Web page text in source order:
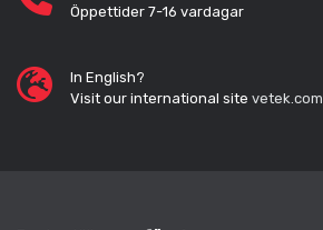
Öppettider 7-16 vardagar
In English?
Visit our international site vetek.com